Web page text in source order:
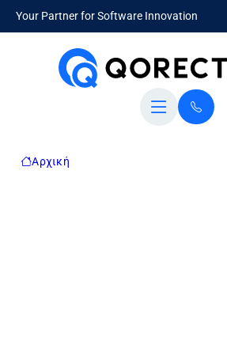
Your Partner for Software Innovation
Αρχική